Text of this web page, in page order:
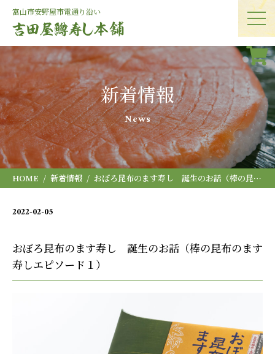
富山市安野屋市電通り沿い
新着情報
News
HOME 新着情報 おぼろ昆布のます寿し 誕生のお話（棒の昆布のます寿しエピソード１）
2022-02-05
おぼろ昆布のます寿し 誕生のお話（棒の昆布のます
寿しエピソード１）